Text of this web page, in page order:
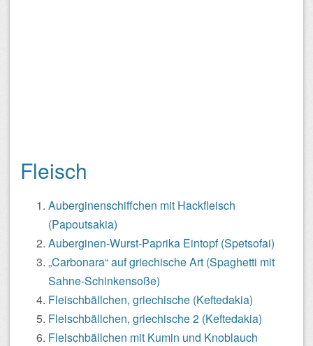
Fleisch
Auberginenschiffchen mit Hackfleisch
(Papoutsakia)
Auberginen-Wurst-Paprika Eintopf (Spetsofai)
„Carbonara“ auf griechische Art (Spaghetti mit
Sahne-Schinkensoße)
Fleischbällchen, griechische (Keftedakia)
Fleischbällchen, griechische 2 (Keftedakia)
Fleischbällchen mit Kumin und Knoblauch